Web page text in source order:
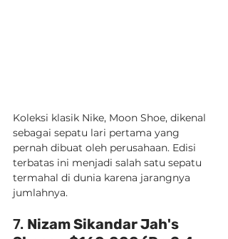
Koleksi klasik Nike, Moon Shoe, dikenal
sebagai sepatu lari pertama yang
pernah dibuat oleh perusahaan. Edisi
terbatas ini menjadi salah satu sepatu
termahal di dunia karena jarangnya
jumlahnya.
7. Nizam Sikandar Jah's